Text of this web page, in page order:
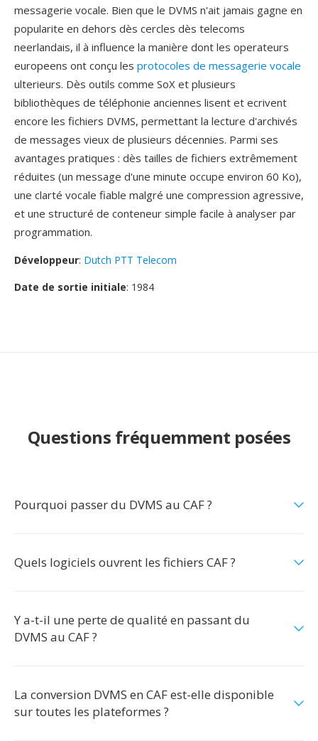
messagerie vocale. Bien que le DVMS n'ait jamais gagne en
popularite en dehors dès cercles dès telecoms
neerlandais, il à influence la manière dont les operateurs
europeens ont conçu les protocoles de messagerie vocale
ulterieurs. Dès outils comme SoX et plusieurs
bibliothèques de téléphonie anciennes lisent et ecrivent
encore les fichiers DVMS, permettant la lecture d'archivés
de messages vieux de plusieurs décennies. Parmi ses
avantages pratiques : dès tailles de fichiers extrêmement
réduites (un message d'une minute occupe environ 60 Ko),
une clarté vocale fiable malgré une compression agressive,
et une structuré de conteneur simple facile à analyser par
programmation.
Développeur: Dutch PTT Telecom
Date de sortie initiale: 1984
Questions fréquemment posées
Pourquoi passer du DVMS au CAF ?
Quels logiciels ouvrent les fichiers CAF ?
Y a-t-il une perte de qualité en passant du
DVMS au CAF ?
La conversion DVMS en CAF est-elle disponible
sur toutes les plateformes ?